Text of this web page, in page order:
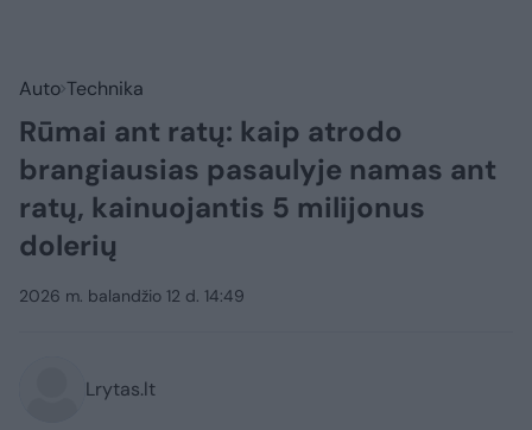
Auto Technika
Rūmai ant ratų: kaip atrodo
brangiausias pasaulyje namas ant
ratų, kainuojantis 5 milijonus
dolerių
2026 m. balandžio 12 d. 14:49
Lrytas.lt